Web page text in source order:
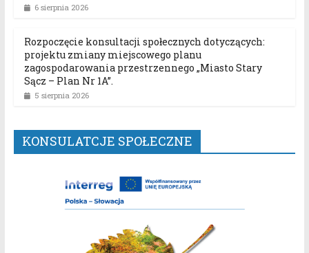
6 sierpnia 2026
Rozpoczęcie konsultacji społecznych dotyczących:
projektu zmiany miejscowego planu
zagospodarowania przestrzennego „Miasto Stary
Sącz – Plan Nr 1A”.
5 sierpnia 2026
KONSULATCJE SPOŁECZNE